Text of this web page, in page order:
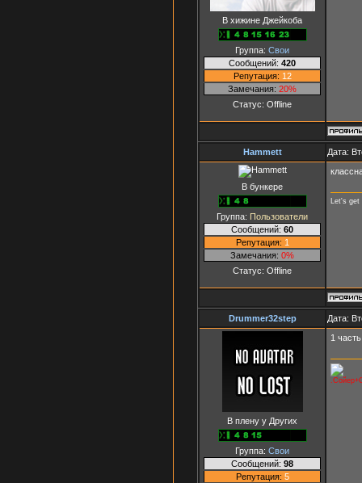
В хижине Джейкоба
Группа: Свои
Сообщений: 420
Репутация: 12
Замечания: 20%
Статус: Offline
Hammett Дата:
В бункере
Группа: Пользователи
Сообщений: 60
Репутация: 1
Замечания: 0%
Статус: Offline
Let's
Drummer32step Дата:
В плену у Других
Группа: Свои
Сообщений: 98
Репутация: 5
1